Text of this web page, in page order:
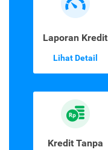
Laporan Kredit
Lihat Detail
Kredit Tanpa